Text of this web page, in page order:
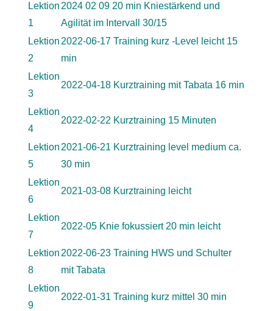
Lektion
1
2024 02 09 20 min Kniestärkend und
Agilität im Intervall 30/15
Lektion
2
2022-06-17 Training kurz -Level leicht 15
min
Lektion
3
2022-04-18 Kurztraining mit Tabata 16 min
Lektion
4
2022-02-22 Kurztraining 15 Minuten
Lektion
5
2021-06-21 Kurztraining level medium ca.
30 min
Lektion
6
2021-03-08 Kurztraining leicht
Lektion
7
2022-05 Knie fokussiert 20 min leicht
Lektion
8
2022-06-23 Training HWS und Schulter
mit Tabata
Lektion
9
2022-01-31 Training kurz mittel 30 min